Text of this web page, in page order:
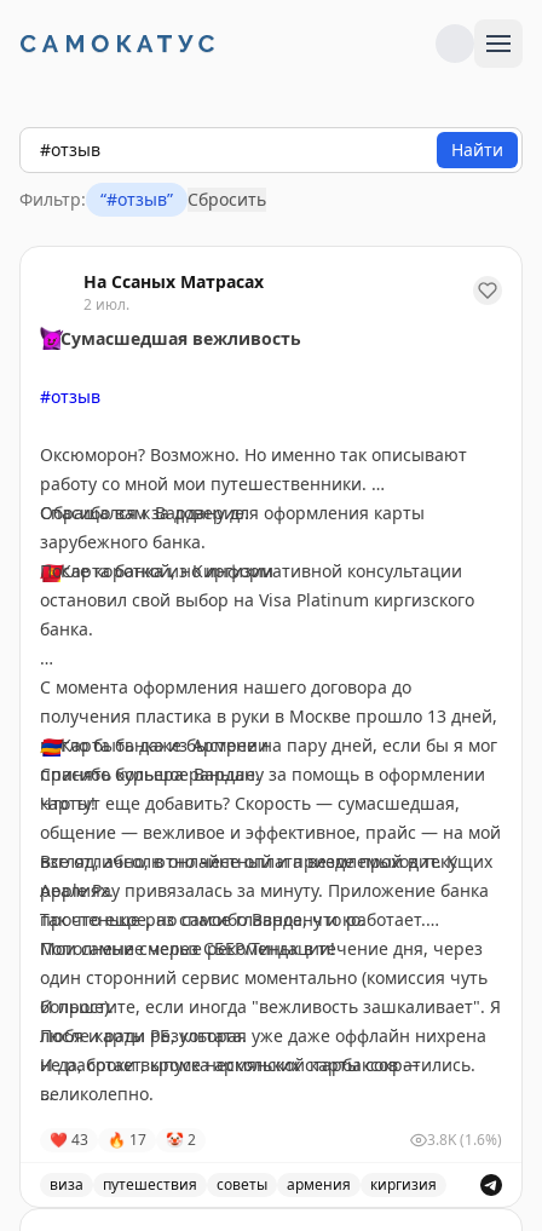
Найти
Фильтр: “#отзыв” Сбросить
На Ссаных Матрасах
2 июл.
😈Сумасшедшая вежливость
#отзыв
Оксюморон? Возможно. Но именно так описывают
работу со мной мои путешественники.
Спасибо вам за доверие.
🇰🇬Карта банка из Киргизии
Обращался к Вардану для оформления карты
зарубежного банка.
После короткой, но информативной консультации
остановил свой выбор на Visa Platinum киргизского
банка.
С момента оформления нашего договора до
получения пластика в руки в Москве прошло 13 дней,
могло быть даже быстрее на пару дней, если бы я мог
принять курьера раньше.
Что тут еще добавить? Скорость — сумасшедшая,
общение — вежливое и эффективное, прайс — на мой
взгляд, абсолютно честный и приемлемый в текущих
реалиях.
Так что еще раз спасибо Вардану и ко.
Мои самые смелые рекомендации!
🇦🇲Карта банка из Армении
Спасибо большое Вардану за помощь в оформлении
карты!
Все отлично, в онлайне оплата везде проходит. К
Apple Pay привязалась за минуту. Приложение банка
простенькое, но самое главное, что работает.
Пополнение через СБЕР/Тиньк в течение дня, через
один сторонний сервис моментально (комиссия чуть
больше).
После карты РБ, которая уже даже оффлайн нихрена
не работает, кроме нескольких старбаксов —
великолепно.
не к Вардану))
И простите, если иногда "вежливость зашкаливает". Я
любя и ради результата.
И да, сроки выпуска армянской карты сократились.
Подписаться на Матрассы
❤ 43 🔥 17 🤡2 3.8K(1.6%)
виза путешествия советы армения киргизия